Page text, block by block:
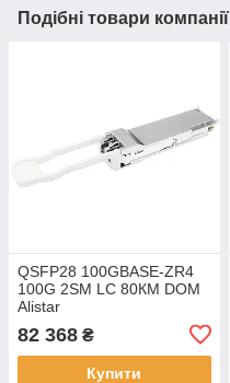
Подібні товари компанії
QSFP28 100GBASE-ZR4
100G 2SM LC 80КМ DOM
Alistar
82 368 ₴
Купити